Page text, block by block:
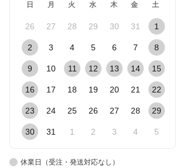
日 月 火 水 木 金 土
26 27 28 29 30 31 1
2 3 4 5 6 7 8
9 10 11 12 13 14 15
16 17 18 19 20 21 22
23 24 25 26 27 28 29
30 31 1 2 3 4 5
休業日（受注・発送対応なし）